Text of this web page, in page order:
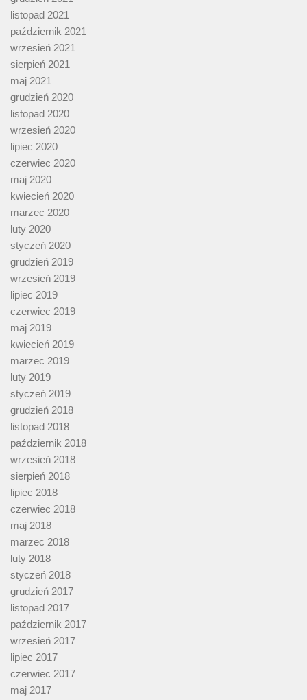
listopad 2021
październik 2021
wrzesień 2021
sierpień 2021
maj 2021
grudzień 2020
listopad 2020
wrzesień 2020
lipiec 2020
czerwiec 2020
maj 2020
kwiecień 2020
marzec 2020
luty 2020
styczeń 2020
grudzień 2019
wrzesień 2019
lipiec 2019
czerwiec 2019
maj 2019
kwiecień 2019
marzec 2019
luty 2019
styczeń 2019
grudzień 2018
listopad 2018
październik 2018
wrzesień 2018
sierpień 2018
lipiec 2018
czerwiec 2018
maj 2018
marzec 2018
luty 2018
styczeń 2018
grudzień 2017
listopad 2017
październik 2017
wrzesień 2017
lipiec 2017
czerwiec 2017
maj 2017